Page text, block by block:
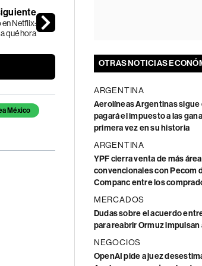
en Netflix:
qué hora
México
OTRAS NOTICIAS
ARGENTINA
Aerolíneas Argentinas sigue
pagará el impuesto a las
primera vez en su historia
ARGENTINA
YPF cierra venta de más
convencionales con Pecom
Companc entre los
MERCADOS
Dudas sobre el acuerdo
para reabrir Ormuz
NEGOCIOS
OpenAI pide a juez